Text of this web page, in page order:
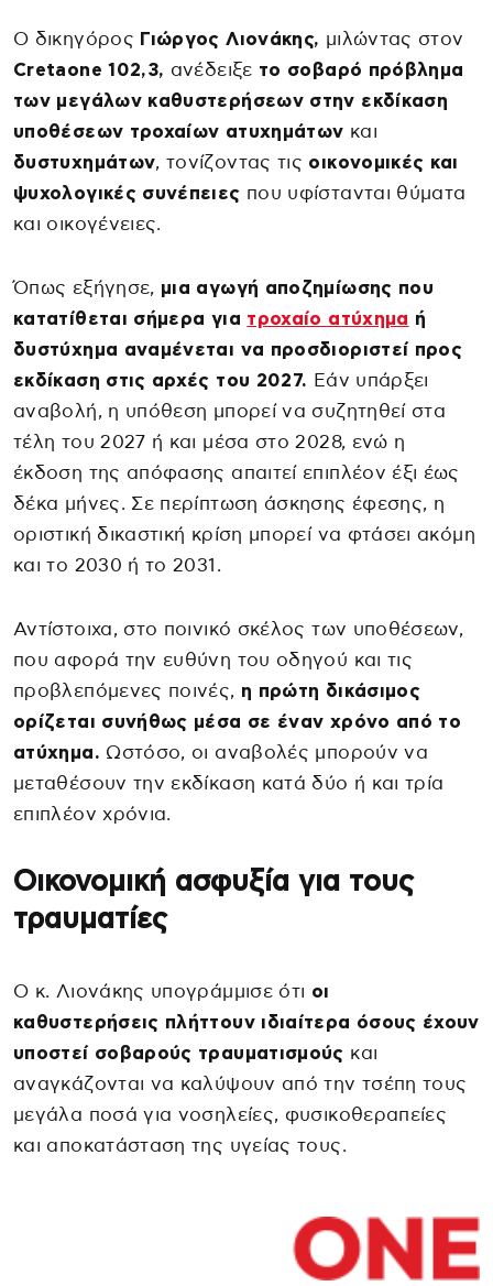
Ο δικηγόρος Γιώργος Λιονάκης, μιλώντας στον
Cretaone 102,3, ανέδειξε το σοβαρό πρόβλημα
των μεγάλων καθυστερήσεων στην εκδίκαση
υποθέσεων τροχαίων ατυχημάτων και
δυστυχημάτων, τονίζοντας τις οικονομικές και
ψυχολογικές συνέπειες που υφίστανται θύματα
και οικογένειες.
Όπως εξήγησε, μια αγωγή αποζημίωσης που
κατατίθεται σήμερα για τροχαίο ατύχημα ή
δυστύχημα αναμένεται να προσδιοριστεί προς
εκδίκαση στις αρχές του 2027. Εάν υπάρξει
αναβολή, η υπόθεση μπορεί να συζητηθεί στα
τέλη του 2027 ή και μέσα στο 2028, ενώ η
έκδοση της απόφασης απαιτεί επιπλέον έξι έως
δέκα μήνες. Σε περίπτωση άσκησης έφεσης, η
οριστική δικαστική κρίση μπορεί να φτάσει ακόμη
και το 2030 ή το 2031.
Αντίστοιχα, στο ποινικό σκέλος των υποθέσεων,
που αφορά την ευθύνη του οδηγού και τις
προβλεπόμενες ποινές, η πρώτη δικάσιμος
ορίζεται συνήθως μέσα σε έναν χρόνο από το
ατύχημα. Ωστόσο, οι αναβολές μπορούν να
μεταθέσουν την εκδίκαση κατά δύο ή και τρία
επιπλέον χρόνια.
Οικονομική ασφυξία για τους
τραυματίες
Ο κ. Λιονάκης υπογράμμισε ότι οι
καθυστερήσεις πλήττουν ιδιαίτερα όσους έχουν
υποστεί σοβαρούς τραυματισμούς και
αναγκάζονται να καλύψουν από την τσέπη τους
μεγάλα ποσά για νοσηλείες, φυσικοθεραπείες
και αποκατάσταση της υγείας τους.